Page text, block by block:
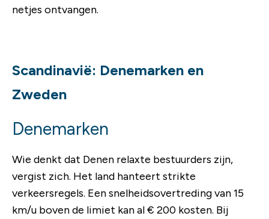
netjes ontvangen.
Scandinavië: Denemarken en
Zweden
Denemarken
Wie denkt dat Denen relaxte bestuurders zijn,
vergist zich. Het land hanteert strikte
verkeersregels. Een snelheidsovertreding van 15
km/u boven de limiet kan al € 200 kosten. Bij